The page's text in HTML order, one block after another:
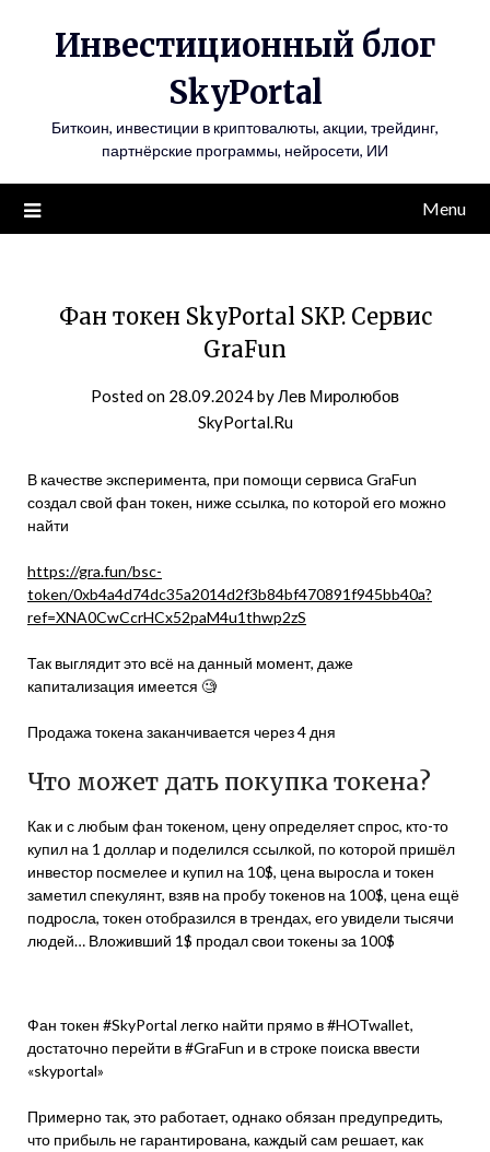
Инвестиционный блог
SkyPortal
Биткоин, инвестиции в криптовалюты, акции, трейдинг,
партнёрские программы, нейросети, ИИ
Menu
Фан токен SkyPortal SKP. Сервис
GraFun
Posted on 28.09.2024byЛев Миролюбов
SkyPortal.Ru
В качестве эксперимента, при помощи сервиса GraFun
создал свой фан токен, ниже ссылка, по которой его можно
найти
https://gra.fun/bsc-
token/0xb4a4d74dc35a2014d2f3b84bf470891f945bb40a?
ref=XNA0CwCcrHCx52paM4u1thwp2zS
Так выглядит это всё на данный момент, даже
капитализация имеется 🧐
Продажа токена заканчивается через 4 дня
Что может дать покупка токена?
Как и с любым фан токеном, цену определяет спрос, кто-то
купил на 1 доллар и поделился ссылкой, по которой пришёл
инвестор посмелее и купил на 10$, цена выросла и токен
заметил спекулянт, взяв на пробу токенов на 100$, цена ещё
подросла, токен отобразился в трендах, его увидели тысячи
людей… Вложивший 1$ продал свои токены за 100$
Фан токен #SkyPortal легко найти прямо в #HOTwallet,
достаточно перейти в #GraFun и в строке поиска ввести
«skyportal»
Примерно так, это работает, однако обязан предупредить,
что прибыль не гарантирована, каждый сам решает, как